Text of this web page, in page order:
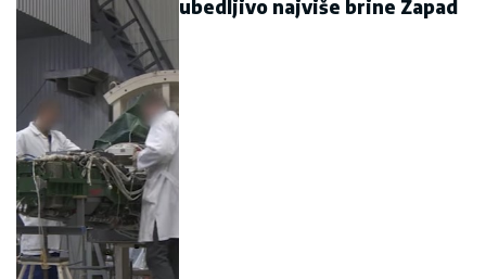
ubedljivo najviše brine Zapad